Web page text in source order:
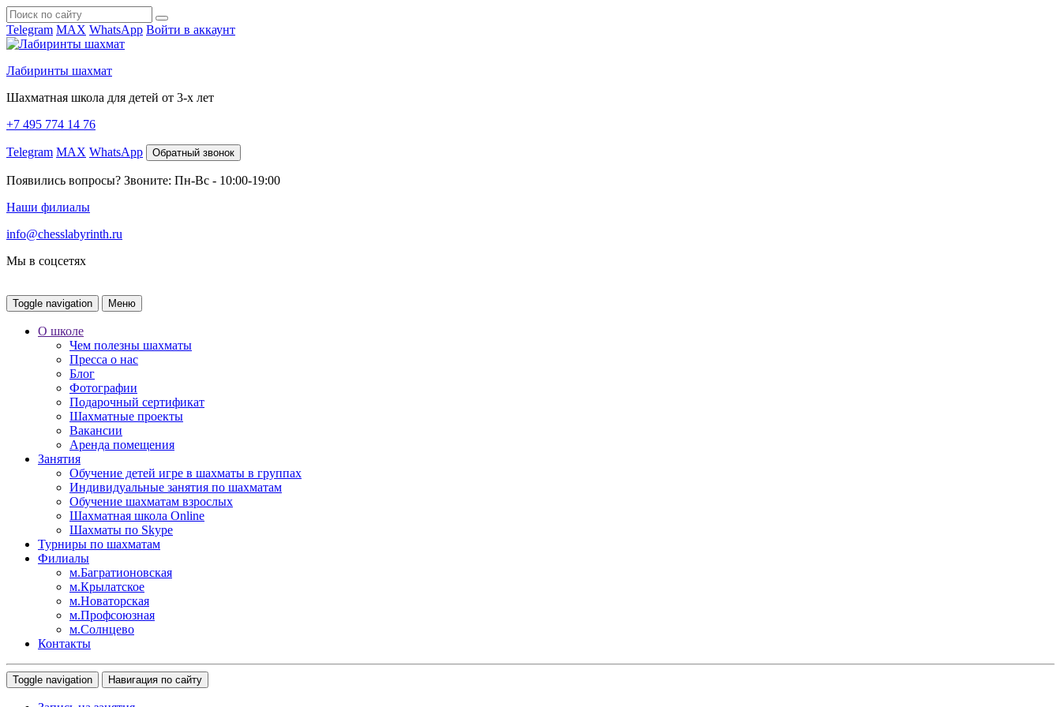
Telegram MAX WhatsApp Войти в аккаунт
Лабиринты шахмат
Шахматная школа для детей от 3-х лет
+7 495 774 14 76
Telegram MAX WhatsApp Обратный звонок
Появились вопросы? Звоните: Пн-Вс - 10:00-19:00
Наши филиалы
info@chesslabyrinth.ru
Мы в соцсетях
Toggle navigation Меню
О школе
Чем полезны шахматы
Пресса о нас
Блог
Фотографии
Подарочный сертификат
Шахматные проекты
Вакансии
Аренда помещения
Занятия
Обучение детей игре в шахматы в группах
Индивидуальные занятия по шахматам
Обучение шахматам взрослых
Шахматная школа Online
Шахматы по Skype
Турниры по шахматам
Филиалы
м.Багратионовская
м.Крылатское
м.Новаторская
м.Профсоюзная
м.Солнцево
Контакты
Toggle navigation Навигация по сайту